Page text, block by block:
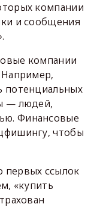
компании
и сообщения
компании
потенциальных
— людей,
Финансовые
чтобы
первых ссылок
«купить